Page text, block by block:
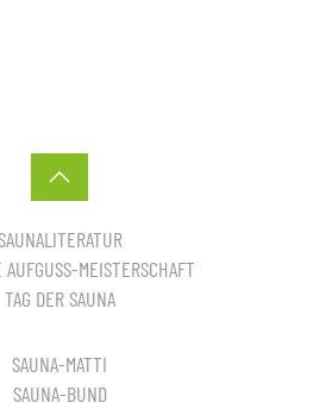
SAUNALITERATUR
MEISTERSCHAFT
TAG DER SAUNA
SAUNA-MATTI
SAUNA-BUND